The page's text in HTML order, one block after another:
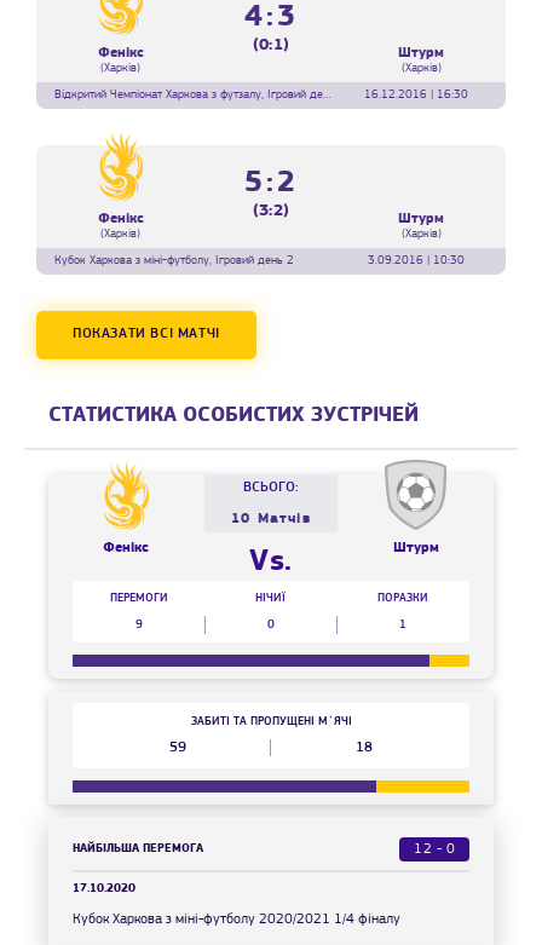
Фенікс
(Харків)
4:3
(0:1) Штурм
(Харків)
Відкритий Чемпіонат Харкова з футзалу, Ігровий день 13
16.12.2016 | 16:30
Фенікс
(Харків)
5:2
(3:2) Штурм
(Харків)
Кубок Харкова з міні-футболу, Ігровий день 2
3.09.2016 | 10:30
ПОКАЗАТИ ВСІ МАТЧІ
СТАТИСТИКА ОСОБИСТИХ ЗУСТРІЧЕЙ
Фенікс
ВСЬОГО:
10 Матчів
Vs. Штурм
ПЕРЕМОГИ
9
НІЧИЇ
0
ПОРАЗКИ
1
59
ЗАБИТІ ТА ПРОПУЩЕНІ М`ЯЧІ
18
НАЙБІЛЬША ПЕРЕМОГА 12 - 0
17.10.2020
Кубок Харкова з міні-футболу 2020/2021 1/4 фіналу